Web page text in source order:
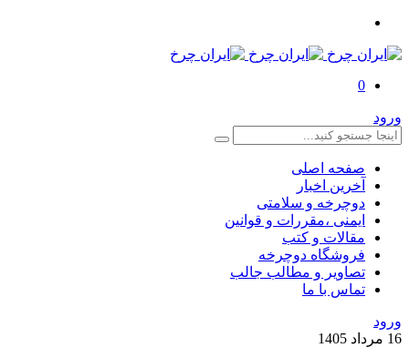
0
ورود
صفحه اصلی
آخرین اخبار
دوچرخه و سلامتی
ایمنی ،مقررات و قوانین
مقالات و کتب
فروشگاه دوچرخه
تصاویر و مطالب جالب
تماس با ما
ورود
16 مرداد 1405